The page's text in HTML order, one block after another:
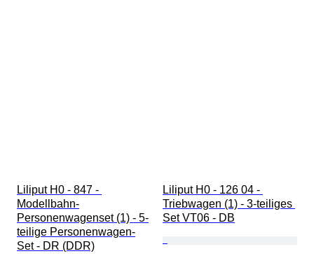
Liliput H0 - 847 -
Modellbahn-
Personenwagenset (1) - 5-
teilige Personenwagen-
Set - DR (DDR)
Liliput H0 - 126 04 -
Triebwagen (1) - 3-teiliges
Set VT06 - DB